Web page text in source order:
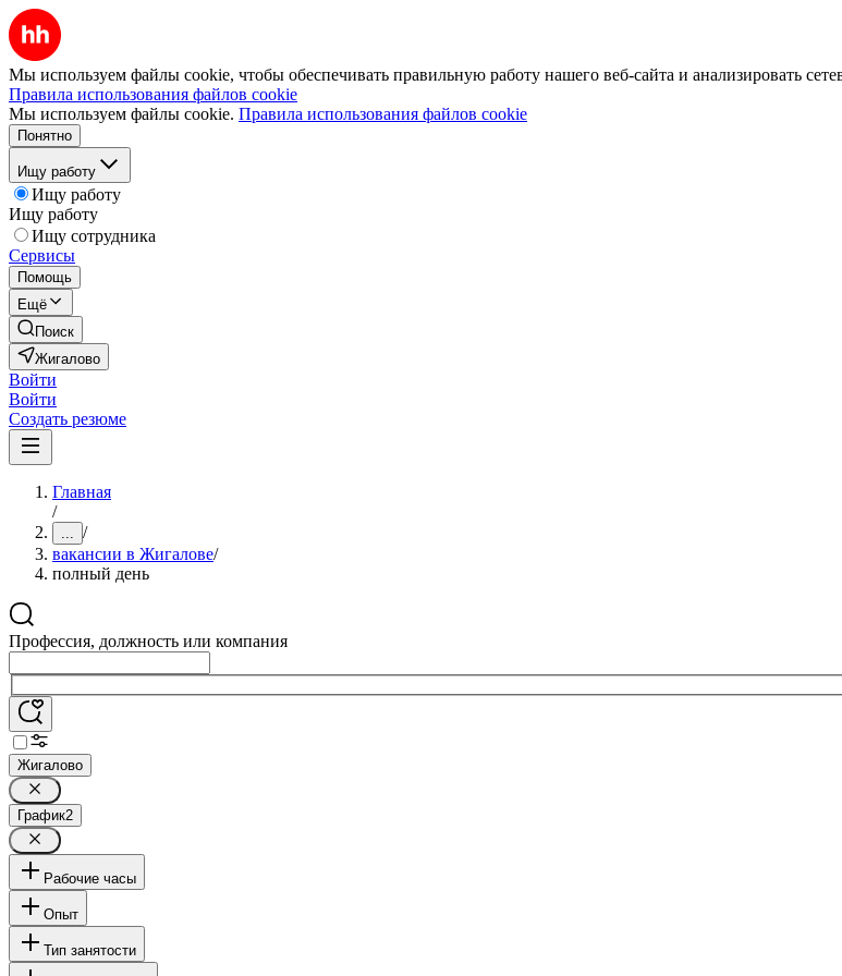
Мы используем файлы cookie, чтобы обеспечивать правильную работу нашего веб-сайта и анализировать
Правила использования файлов cookie
Мы используем файлы cookie. Правила использования файлов cookie
Понятно
Ищу работу
Ищу работу
Ищу работу
Ищу сотрудника
Сервисы
Помощь
Ещё
Поиск
Жигалово
Войти
Войти
Создать резюме
Главная
/
... /
вакансии в Жигалове/
полный день
Профессия, должность или компания
Жигалово
График2
Рабочие часы
Опыт
Тип занятости